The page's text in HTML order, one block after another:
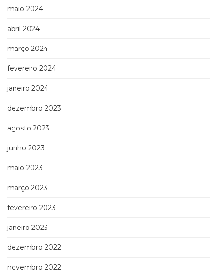
maio 2024
abril 2024
março 2024
fevereiro 2024
janeiro 2024
dezembro 2023
agosto 2023
junho 2023
maio 2023
março 2023
fevereiro 2023
janeiro 2023
dezembro 2022
novembro 2022